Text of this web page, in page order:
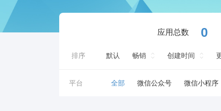
应用总数 0
排序 默认 畅销 创建时间
平台 全部 微信公众号 微信小程序